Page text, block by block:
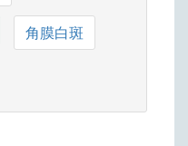
角膜白斑